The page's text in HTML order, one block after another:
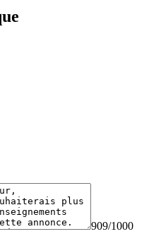
909/1000